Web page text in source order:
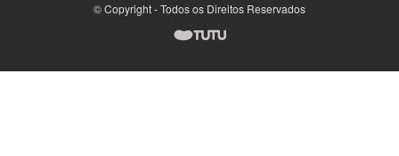
© Copyright - Todos os Direitos Reservados